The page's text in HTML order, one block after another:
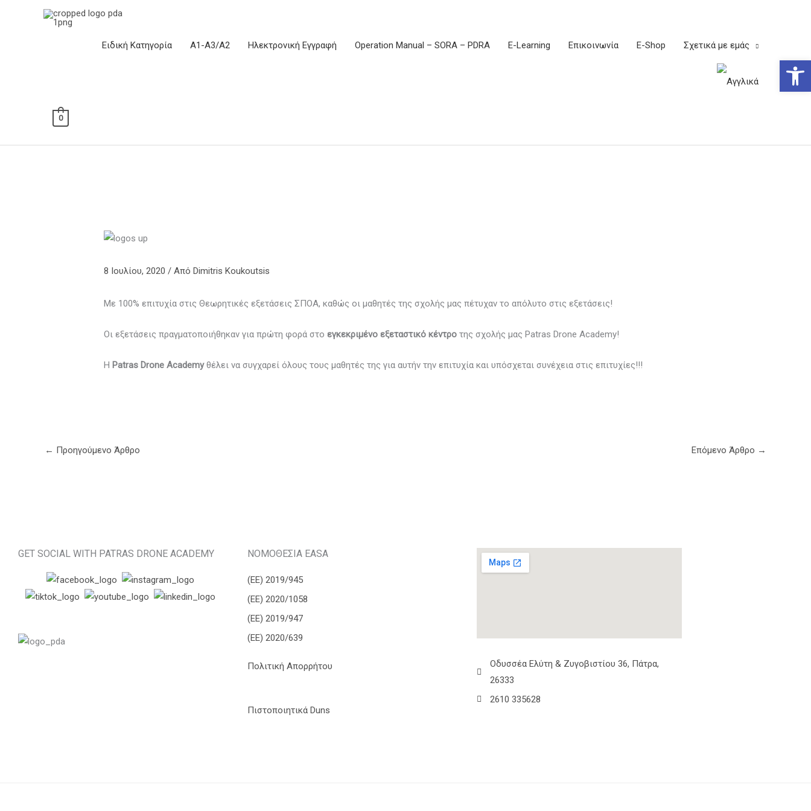
Ειδική Κατηγορία Α1-Α3/Α2 Ηλεκτρονική Εγγραφή Operation Manual – SORA – PDRA E-Learning Επικοινωνία E-Shop Σχετικά με εμάς
0
8 Ιουλίου, 2020/ ΑπόDimitris Koukoutsis
Με 100% επιτυχία στις Θεωρητικές εξετάσεις ΣΠΟΑ, καθώς οι μαθητές της σχολής μας πέτυχαν το απόλυτο στις εξετάσεις!
Οι εξετάσεις πραγματοποιήθηκαν για πρώτη φορά στοεγκεκριμένο εξεταστικό κέντρο της σχολής μας Patras Drone Academy!
Η Patras Drone Academyθέλει να συγχαρεί όλους τους μαθητές της για αυτήν την επιτυχία και υπόσχεται συνέχεια στις επιτυχίες!!!
← Προηγούμενο Άρθρο Επόμενο Άρθρο →
GET SOCIAL WITH PATRAS DRONE ACADEMY ΝΟΜΟΘΕΣΙΑ EASA
(ΕΕ) 2019/945
(ΕΕ) 2020/1058
(ΕΕ) 2019/947
(ΕΕ) 2020/639
Πολιτική Απορρήτου
Πιστοποιητικά Duns
Οδυσσέα Ελύτη & Ζυγοβιστίου 36, Πάτρα,
26333
2610 335628